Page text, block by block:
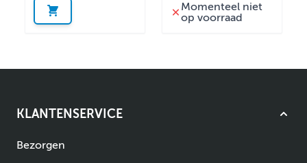
Momenteel niet
op voorraad
KLANTENSERVICE
Bezorgen